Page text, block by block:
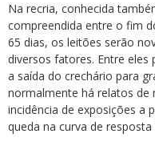
Na recria, conhecida
compreendida entre o fim
65 dias, os leitões serão
diversos fatores. Entre
a saída do crechário para
normalmente há relatos de
incidência de exposições a
queda na curva de